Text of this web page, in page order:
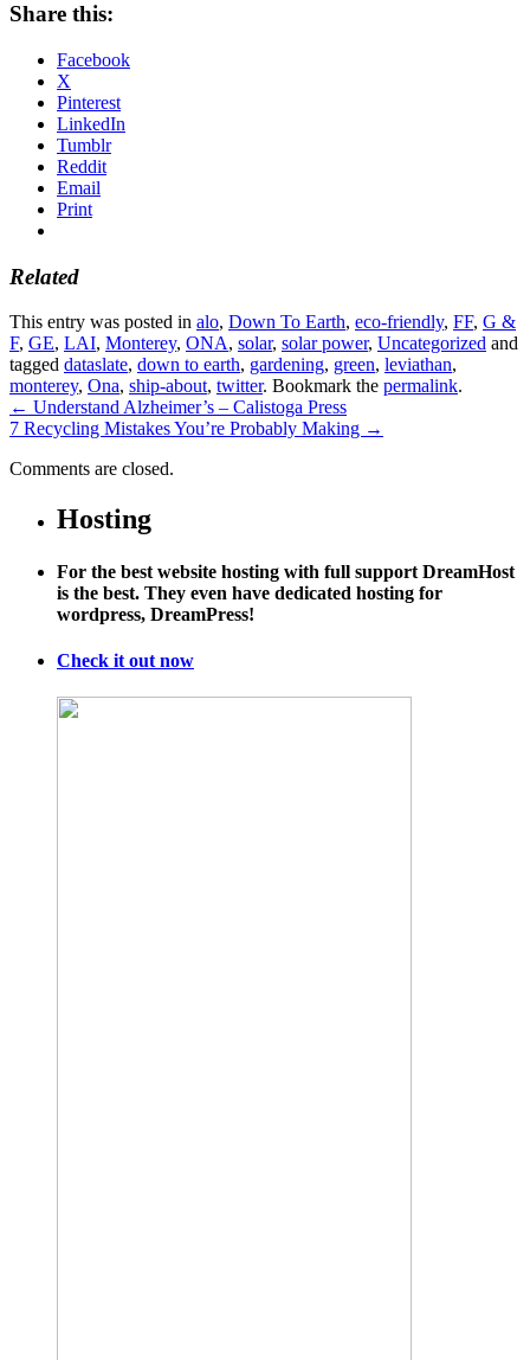
Share this:
Facebook
X
Pinterest
LinkedIn
Tumblr
Reddit
Email
Print
Related
This entry was posted in alo, Down To Earth, eco-friendly, FF, G &
F, GE, LAI, Monterey, ONA, solar, solar power, Uncategorized and
tagged dataslate, down to earth, gardening, green, leviathan,
monterey, Ona, ship-about, twitter. Bookmark the permalink.
← Understand Alzheimer’s – Calistoga Press
7 Recycling Mistakes You’re Probably Making →
Comments are closed.
Hosting
For the best website hosting with full support DreamHost
is the best. They even have dedicated hosting for
wordpress, DreamPress!
Check it out now